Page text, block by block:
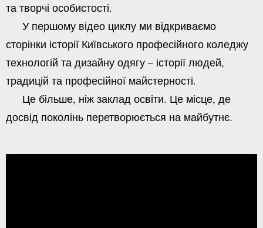
та творчі особистості.
У першому відео циклу ми відкриваємо
сторінки історії Київського професійного коледжу
технологій та дизайну одягу – історії людей,
традицій та професійної майстерності.
Це більше, ніж заклад освіти. Це місце, де
досвід поколінь перетворюється на майбутнє.